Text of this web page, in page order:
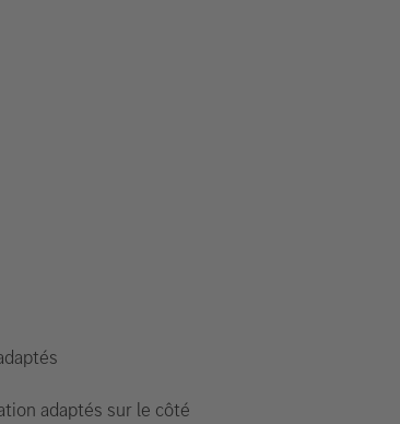
adaptés sur le côté